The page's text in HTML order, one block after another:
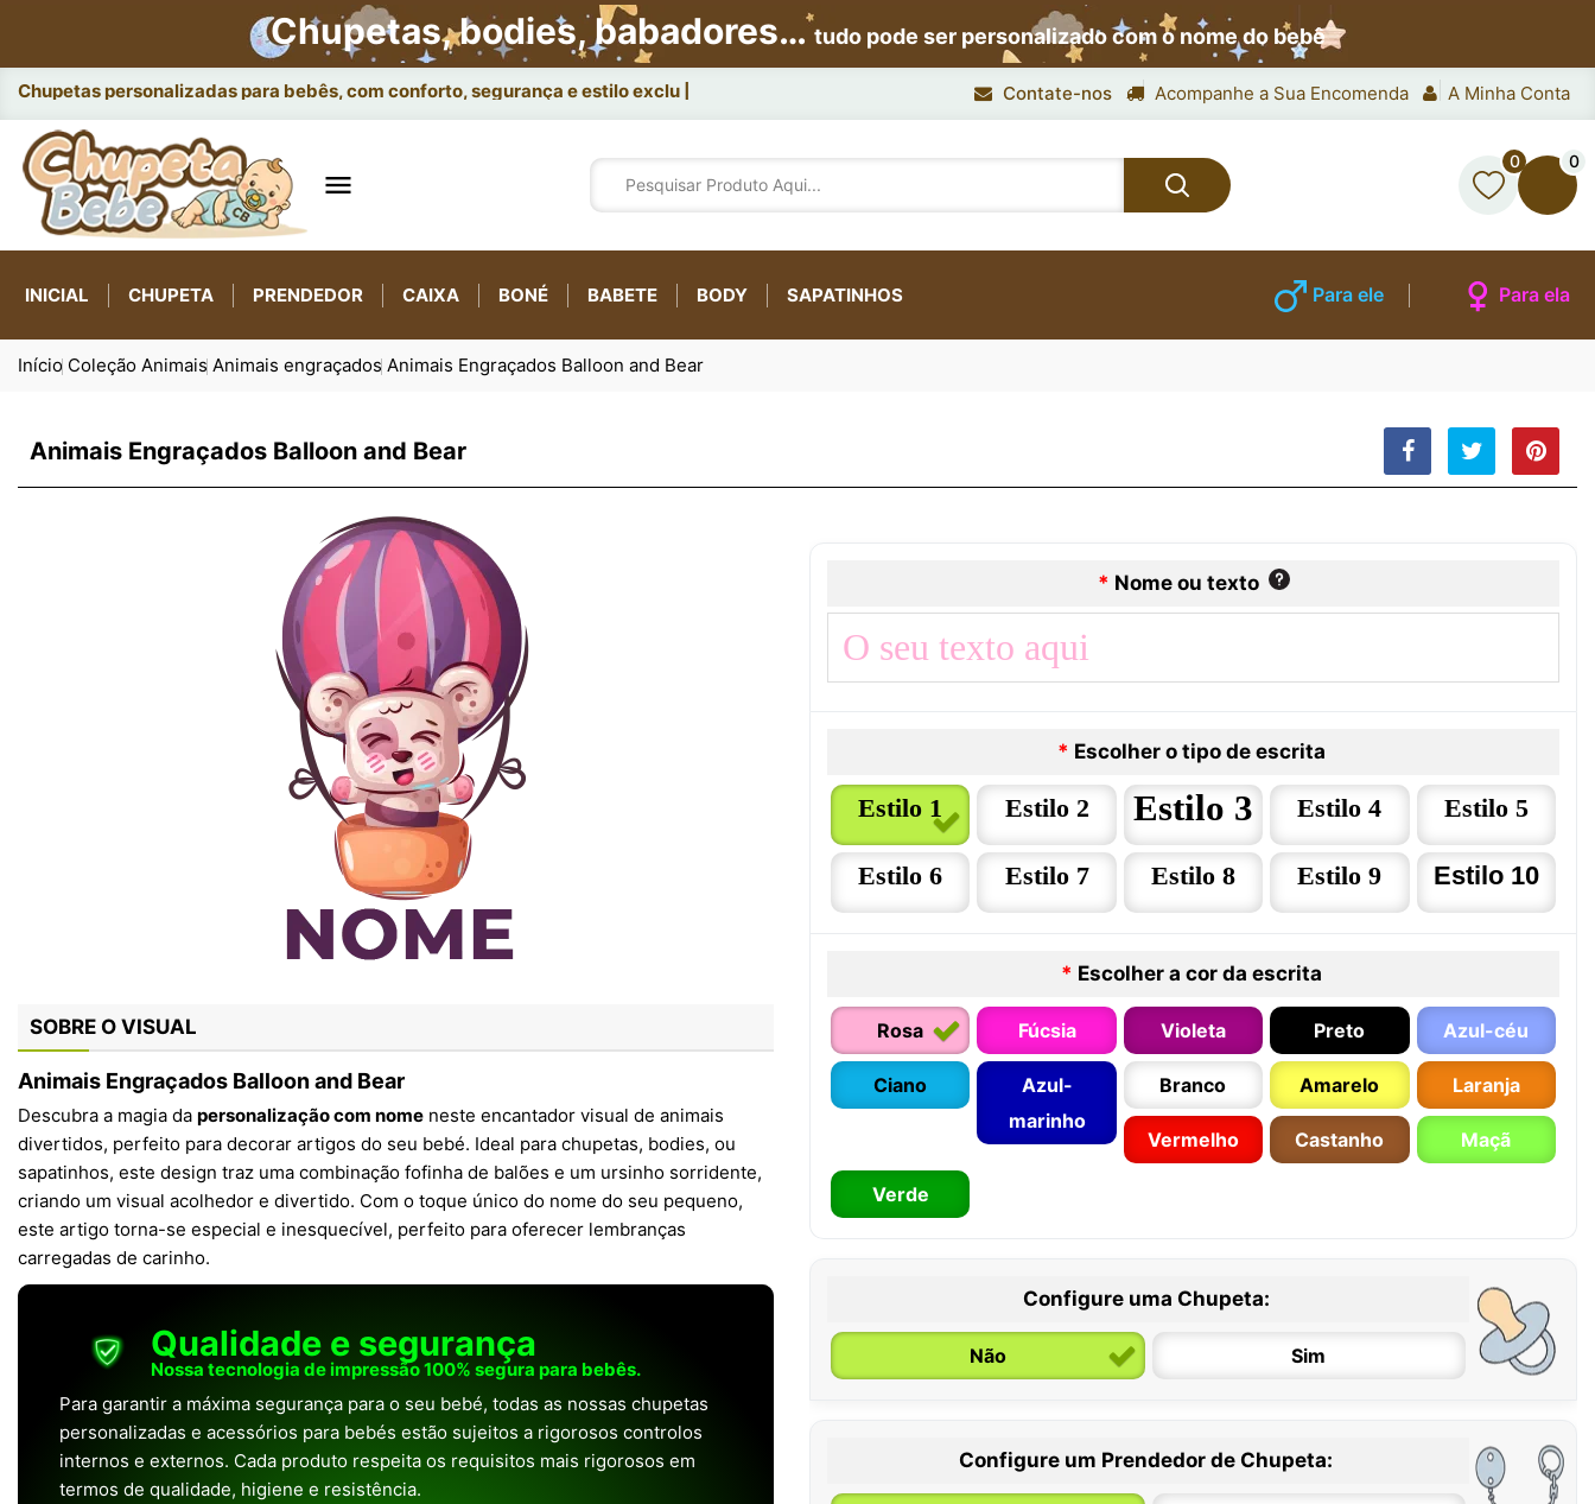
Chupetas, bodies, babadores…tudo pode ser personalizado com o nome do bebê
Chupetas personalizadas para bebês, com conforto, segurança e estilo exclusivo. Contate-nos Acompanhe a Sua Encomenda A Minha Conta

0 0
INICIAL CHUPETA PRENDEDOR CAIXA BONÉ BABETE BODY SAPATINHOS Para ele Para ela
Início Coleção Animais Animais engraçados Animais Engraçados Balloon and Bear
Animais Engraçados Balloon and Bear
SOBRE O VISUAL
Animais Engraçados Balloon and Bear
Descubra a magia da personalização com nome neste encantador visual de animais
divertidos, perfeito para decorar artigos do seu bebé. Ideal para chupetas, bodies, ou
sapatinhos, este design traz uma combinação fofinha de balões e um ursinho sorridente,
criando um visual acolhedor e divertido. Com o toque único do nome do seu pequeno,
este artigo torna-se especial e inesquecível, perfeito para oferecer lembranças
carregadas de carinho.
Qualidade e segurança
Nossa tecnologia de impressão 100% segura para bebês.
Para garantir a máxima segurança para o seu bebé, todas as nossas chupetas
personalizadas e acessórios para bebés estão sujeitos a rigorosos controlos
internos e externos. Cada produto respeita os requisitos mais rigorosos em
termos de qualidade, higiene e resistência.
* Nome ou texto
* Escolher o tipo de escrita
Estilo 1 Estilo 2 Estilo 3 Estilo 4 Estilo 5
Estilo 6 Estilo 7 Estilo 8 Estilo 9 Estilo 10
* Escolher a cor da escrita
Rosa Fúcsia Violeta Preto Azul-céu
Ciano
Azul-
marinho
Branco Amarelo Laranja
Vermelho Castanho Maçã
Verde
Configure uma Chupeta:
Não Sim
0 / 6 meses
Configure um Prendedor de Chupeta: